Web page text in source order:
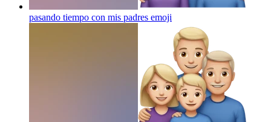
pasando tiempo con mis padres emoji